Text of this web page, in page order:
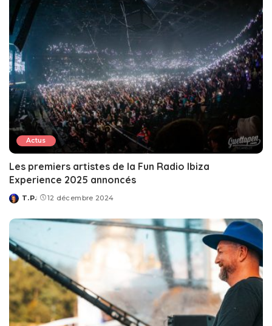
Actus
Les premiers artistes de la Fun Radio Ibiza
Experience 2025 annoncés
Posted
T.P. 12 décembre 2024